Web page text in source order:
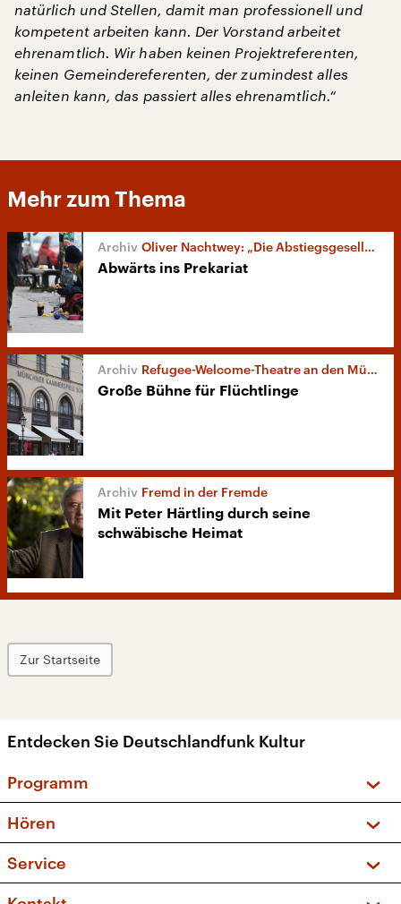
natürlich und Stellen, damit man professionell und
kompetent arbeiten kann. Der Vorstand arbeitet
ehrenamtlich. Wir haben keinen Projektreferenten,
keinen Gemeindereferenten, der zumindest alles
anleiten kann, das passiert alles ehrenamtlich.“
Mehr zum Thema
Oliver Nachtwey: „Die Abstiegsgesellschaft“
Abwärts ins Prekariat
Refugee-Welcome-Theatre an den Münchner Kammerspielen
Große Bühne für Flüchtlinge
Fremd in der Fremde
Mit Peter Härtling durch seine
schwäbische Heimat
Zur Startseite
Entdecken Sie Deutschlandfunk Kultur
Programm
Sendungen und Podcasts
Musikliste
Hören
Frequenzen (UKW + DAB+)
Service
FAQ